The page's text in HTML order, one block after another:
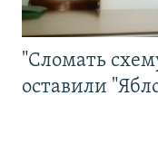
"Сломать
оставили